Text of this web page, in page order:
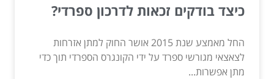
כיצד בודקים זכאות לדרכון ספרדי?
החל מאמצע שנת 2015 אושר החוק למתן אזרחות
לצאצאי מגורשי ספרד על ידי הקונגרס הספרדי תוך כדי
מתן אפשרות...